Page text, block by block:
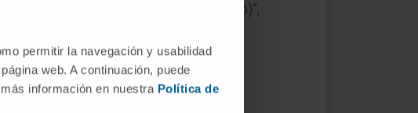
permitir la navegación y usabilidad
web. A continuación, puede
información en nuestra Política de
y cinco en carcinoma escamoso)”,